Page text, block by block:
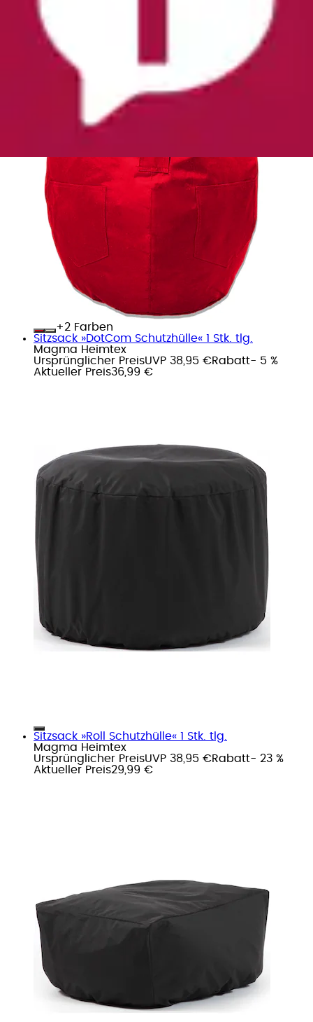
+
Farben
Sitzsack »DotCom Schutzhülle« 1 Stk. tlg.
Magma Heimtex
Ursprünglicher PreisUVP 38,95 €Rabatt- 5 %
Aktueller Preis36,99 €
Sitzsack »Roll Schutzhülle« 1 Stk. tlg.
Magma Heimtex
Ursprünglicher PreisUVP 38,95 €Rabatt- 23 %
Aktueller Preis29,99 €